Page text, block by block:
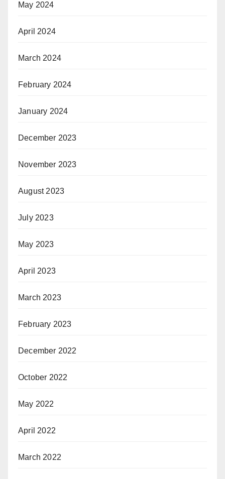
May 2024
April 2024
March 2024
February 2024
January 2024
December 2023
November 2023
August 2023
July 2023
May 2023
April 2023
March 2023
February 2023
December 2022
October 2022
May 2022
April 2022
March 2022